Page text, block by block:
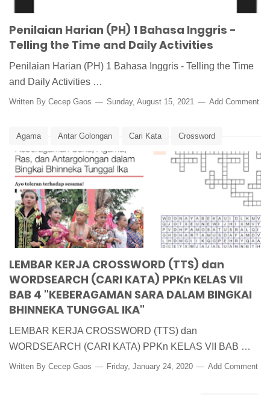
Penilaian Harian (PH) 1 Bahasa Inggris -
Telling the Time and Daily Activities
Penilaian Harian (PH) 1 Bahasa Inggris - Telling the Time
and Daily Activities …
Written By Cecep Gaos Sunday, August 15, 2021 Add Comment
Agama Antar Golongan Cari Kata Crossword
Evaluasi Latihan Soal PPKn Ras SARA Suku
TTS Word Search
LEMBAR KERJA CROSSWORD (TTS) dan
WORDSEARCH (CARI KATA) PPKn KELAS VII
BAB 4 "KEBERAGAMAN SARA DALAM BINGKAI
BHINNEKA TUNGGAL IKA"
LEMBAR KERJA CROSSWORD (TTS) dan
WORDSEARCH (CARI KATA) PPKn KELAS VII BAB …
Written By Cecep Gaos Friday, January 24, 2020 Add Comment